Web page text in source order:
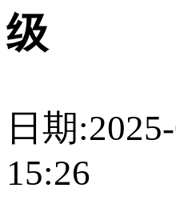
级
日期
15:26